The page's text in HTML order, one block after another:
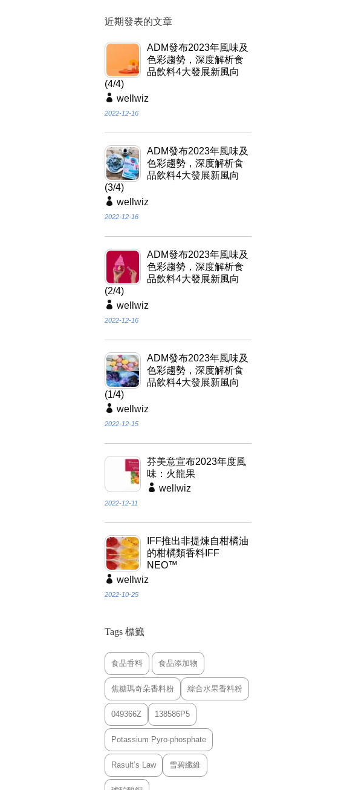
近期發表的文章
ADM發布2023年風味及
色彩趨勢，深度解析食
品飲料4大發展新風向
(4/4)
wellwiz
2022-12-16
ADM發布2023年風味及
色彩趨勢，深度解析食
品飲料4大發展新風向
(3/4)
wellwiz
2022-12-16
ADM發布2023年風味及
色彩趨勢，深度解析食
品飲料4大發展新風向
(2/4)
wellwiz
2022-12-16
ADM發布2023年風味及
色彩趨勢，深度解析食
品飲料4大發展新風向
(1/4)
wellwiz
2022-12-15
芬美意宣布2023年度風
味：火龍果
wellwiz
2022-12-11
IFF推出非提煉自柑橘油
的柑橘類香料IFF
NEO™
wellwiz
2022-10-25
Tags 標籤
食品香料 食品添加物
焦糖瑪奇朵香料粉 綜合水果香料粉
049366Z 138586P5
Potassium Pyro-phosphate
Rasult’s Law 雪碧纖維